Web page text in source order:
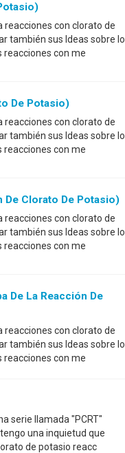
reacciones con clorato de
también sus Ideas sobre lo
reacciones con me
De Potasio)
reacciones con clorato de
también sus Ideas sobre lo
reacciones con me
De Clorato De Potasio)
reacciones con clorato de
también sus Ideas sobre lo
reacciones con me
De La Reacción De
reacciones con clorato de
también sus Ideas sobre lo
reacciones con me
serie llamada "PCRT"
una inquietud que
de potasio reacc